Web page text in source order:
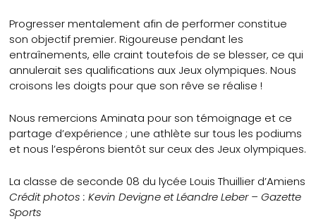
Progresser mentalement afin de performer constitue
son objectif premier. Rigoureuse pendant les
entraînements, elle craint toutefois de se blesser, ce qui
annulerait ses qualifications aux Jeux olympiques. Nous
croisons les doigts pour que son rêve se réalise !
Nous remercions Aminata pour son témoignage et ce
partage d’expérience ; une athlète sur tous les podiums
et nous l’espérons bientôt sur ceux des Jeux olympiques.
La classe de seconde 08 du lycée Louis Thuillier d’Amiens
Crédit photos : Kevin Devigne et Léandre Leber – Gazette
Sports